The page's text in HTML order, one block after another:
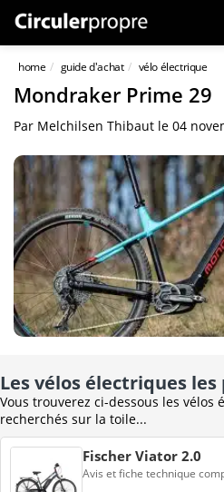
home guide d'achat vélo électrique
Mondraker Prime 29
Par Melchilsen Thibaut le 04
Les vélos électriques
Vous trouverez ci-dessous les vélos
recherchés sur la toile...
Fischer Viator 2.0
Avis et fiche technique